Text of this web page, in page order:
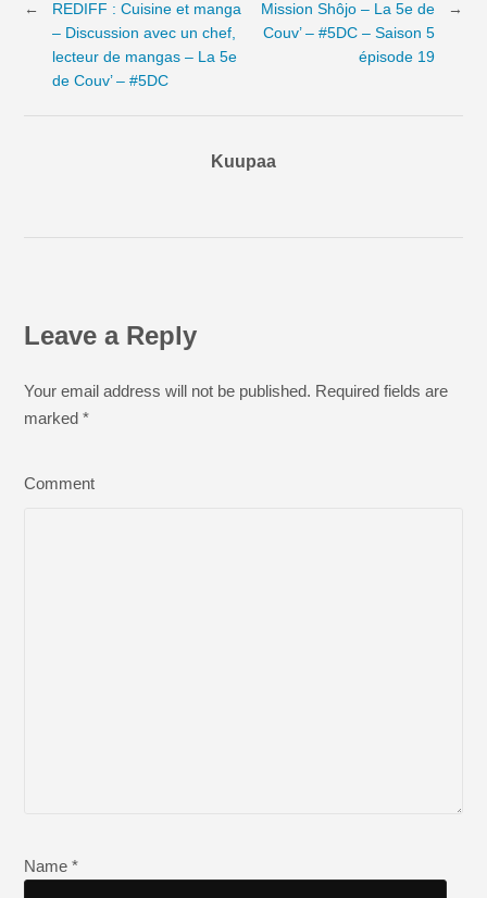
Mission Shôjo – La 5e de
Couv’ – #5DC – Saison 5
épisode 19
→
←
REDIFF : Cuisine et manga
– Discussion avec un chef,
lecteur de mangas – La 5e
de Couv’ – #5DC
Kuupaa
Leave a Reply
Your email address will not be published. Required fields are
marked*
Comment
Name *